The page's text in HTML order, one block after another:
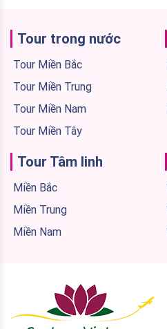
Tour trong nước
Tour Miền Bắc
Tour Miền Trung
Tour Miền Nam
Tour Miền Tây
Tour Tâm linh
Miền Bắc
Miền Trung
Miền Nam